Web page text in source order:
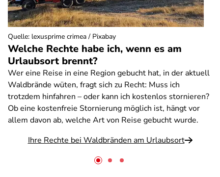
Welche Rechte habe ich, wenn es am
Urlaubsort brennt?
Wer eine Reise in eine Region gebucht hat, in der aktuell
Waldbrände wüten, fragt sich zu Recht: Muss ich
trotzdem hinfahren – oder kann ich kostenlos stornieren?
Ob eine kostenfreie Stornierung möglich ist, hängt vor
allem davon ab, welche Art von Reise gebucht wurde.
Ihre Rechte bei Waldbränden am Urlaubsort
Quelle: lexusprime crimea / Pixabay